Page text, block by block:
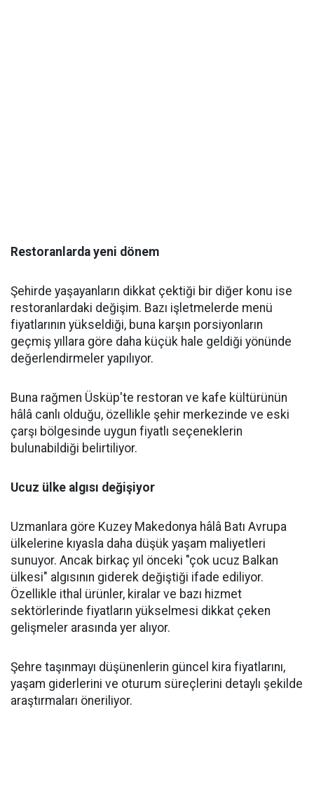
Restoranlarda yeni dönem
Şehirde yaşayanların dikkat çektiği bir diğer konu ise
restoranlardaki değişim. Bazı işletmelerde menü
fiyatlarının yükseldiği, buna karşın porsiyonların
geçmiş yıllara göre daha küçük hale geldiği yönünde
değerlendirmeler yapılıyor.
Buna rağmen Üsküp'te restoran ve kafe kültürünün
hâlâ canlı olduğu, özellikle şehir merkezinde ve eski
çarşı bölgesinde uygun fiyatlı seçeneklerin
bulunabildiği belirtiliyor.
Ucuz ülke algısı değişiyor
Uzmanlara göre Kuzey Makedonya hâlâ Batı Avrupa
ülkelerine kıyasla daha düşük yaşam maliyetleri
sunuyor. Ancak birkaç yıl önceki "çok ucuz Balkan
ülkesi" algısının giderek değiştiği ifade ediliyor.
Özellikle ithal ürünler, kiralar ve bazı hizmet
sektörlerinde fiyatların yükselmesi dikkat çeken
gelişmeler arasında yer alıyor.
Şehre taşınmayı düşünenlerin güncel kira fiyatlarını,
yaşam giderlerini ve oturum süreçlerini detaylı şekilde
araştırmaları öneriliyor.